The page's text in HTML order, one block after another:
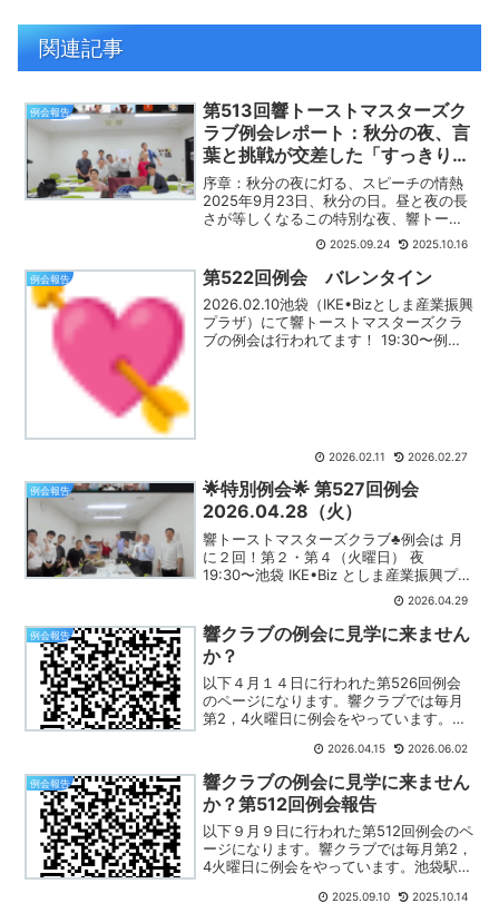
関連記事
例会報告
第513回響トーストマスターズク
ラブ例会レポート：秋分の夜、言
葉と挑戦が交差した「すっきり」
な時間
序章：秋分の夜に灯る、スピーチの情熱
2025年9月23日、秋分の日。昼と夜の長
さが等しくなるこの特別な夜、響トース
トマスターズクラブの第513回例会は、オ
ンラインと会場の熱気が交差するハイブ
リッド形式で開催された。この日の司会
進行役である「...
2025.09.24 2025.10.16
例会報告 第522回例会 バレンタイン
2026.02.10池袋（IKE•Bizとしま産業振興
プラザ）にて響トーストマスターズクラ
ブの例会は行われてます！ 19:30〜例会
2026.02.11 2026.02.27
例会報告
🌟特別例会🌟 第527回例会
2026.04.28（火）
響トーストマスターズクラブ♣️例会は 月
に２回！第２・第４（火曜日） 夜
19:30〜池袋 IKE•Biz としま産業振興プラ
ザにて開催しています。本日の例会は、
特別企画 ✨【他人の人生を語る会】✨を
実施しました！事前のヒアリングをもと
に、 ...
2026.04.29
例会報告
響クラブの例会に見学に来ません
か？
以下４月１４日に行われた第526回例会
のページになります。響クラブでは毎月
第2，4火曜日に例会をやっています。池
で例会をやっていますが、池袋まで通え
ない方はオンライン（Zoom）でもご参加
いただけます（...
2026.04.15 2026.06.02
例会報告
響クラブの例会に見学に来ません
か？第512回例会報告
以下９月９日に行われた第512回例会のペ
ージになります。響クラブでは毎月第2，
4火曜日に例会をやっています。池袋駅南
をやっていますが、池袋まで通えない方
2025.09.10 2025.10.14